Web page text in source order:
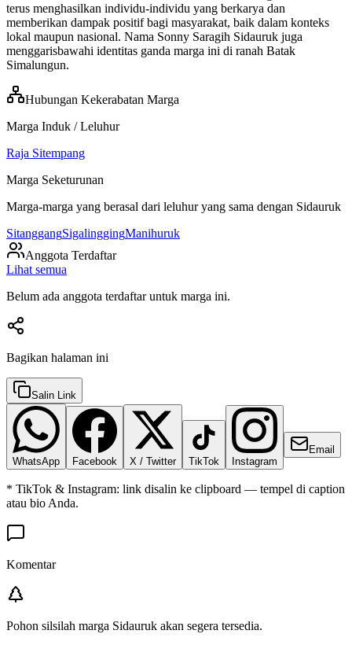
terus menghasilkan individu-individu yang berkarya dan
memberikan dampak positif bagi masyarakat, baik dalam konteks
lokal maupun nasional. Nama Sonny Saragih Sidauruk juga
menggarisbawahi identitas ganda marga ini di ranah Batak
Simalungun.
Hubungan Kekerabatan Marga
Marga Induk / Leluhur
Raja Sitempang
Marga Seketurunan
Marga-marga yang berasal dari leluhur yang sama dengan Sidauruk
SitanggangSigalinggingManihuruk
Anggota Terdaftar
Lihat semua
Belum ada anggota terdaftar untuk marga ini.
Bagikan halaman ini
Salin Link
WhatsApp Facebook X / Twitter TikTok Instagram
Email
* TikTok & Instagram: link disalin ke clipboard — tempel di caption
atau bio Anda.
Komentar
Pohon silsilah marga Sidauruk akan segera tersedia.